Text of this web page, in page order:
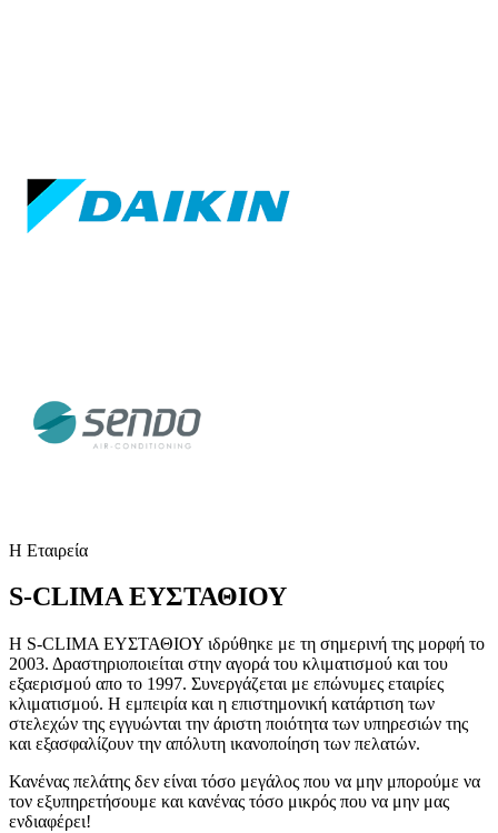
Η Εταιρεία
S-CLIMA ΕΥΣΤΑΘΙΟΥ
Η S-CLIMA ΕΥΣΤΑΘΙΟΥ ιδρύθηκε με τη σημερινή της μορφή το
2003. Δραστηριοποιείται στην αγορά του κλιματισμού και του
εξαερισμού απο το 1997. Συνεργάζεται με επώνυμες εταιρίες
κλιματισμού. Η εμπειρία και η επιστημονική κατάρτιση των
στελεχών της εγγυώνται την άριστη ποιότητα των υπηρεσιών της
και εξασφαλίζουν την απόλυτη ικανοποίηση των πελατών.
Κανένας πελάτης δεν είναι τόσο μεγάλος που να μην μπορούμε να
τον εξυπηρετήσουμε και κανένας τόσο μικρός που να μην μας
ενδιαφέρει!